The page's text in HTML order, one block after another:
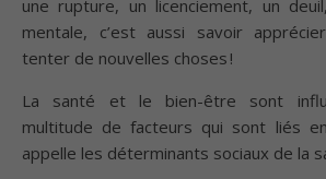
une rupture, un licenciement, un
mentale, c’est aussi savoir
tenter de nouvelles choses !
La santé et le bien-être sont
multitude de facteurs qui sont liés
appelle les déterminants sociaux de la